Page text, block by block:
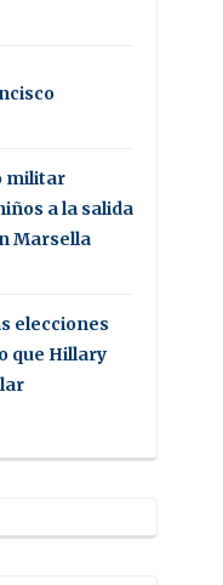
militar
a la salida
Marsella
elecciones
que Hillary